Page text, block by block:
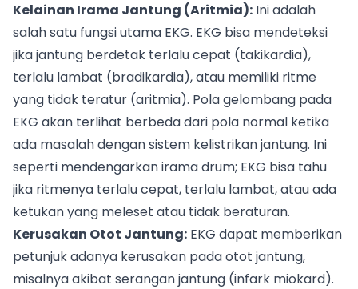
Kelainan Irama Jantung (Aritmia): Ini adalah
salah satu fungsi utama EKG. EKG bisa mendeteksi
jika jantung berdetak terlalu cepat (takikardia),
terlalu lambat (bradikardia), atau memiliki ritme
yang tidak teratur (aritmia). Pola gelombang pada
EKG akan terlihat berbeda dari pola normal ketika
ada masalah dengan sistem kelistrikan jantung. Ini
seperti mendengarkan irama drum; EKG bisa tahu
jika ritmenya terlalu cepat, terlalu lambat, atau ada
ketukan yang meleset atau tidak beraturan.
Kerusakan Otot Jantung: EKG dapat memberikan
petunjuk adanya kerusakan pada otot jantung,
misalnya akibat serangan jantung (infark miokard).